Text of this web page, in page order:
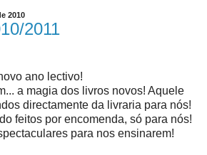
2010
2011
ano lectivo!
a magia dos livros novos! Aquele
directamente da livraria para nós!
feitos por encomenda, só para nós!
para nos ensinarem!